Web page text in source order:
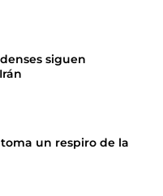
siguen
un respiro de la